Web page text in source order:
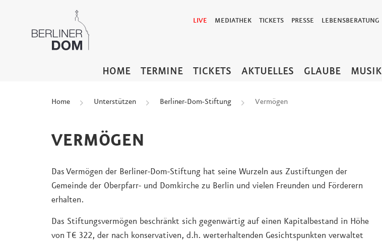
LIVE MEDIATHEK TICKETS PRESSE LEBENSBERATUNG
HOME TERMINE TICKETS AKTUELLES GLAUBE MUSIK
Home Unterstützen Berliner-Dom-Stiftung Vermögen
VERMÖGEN
Das Vermögen der Berliner-Dom-Stiftung hat seine Wurzeln aus Zustiftungen der
Gemeinde der Oberpfarr- und Domkirche zu Berlin und vielen Freunden und Förderern
erhalten.
Das Stiftungsvermögen beschränkt sich gegenwärtig auf einen Kapitalbestand in Höhe
von T€ 322, der nach konservativen, d.h. werterhaltenden Gesichtspunkten verwaltet